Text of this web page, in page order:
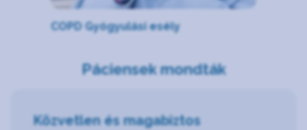
COPD Gyógyulási esély
Páciensek mondták
Közvetlen és magabiztos